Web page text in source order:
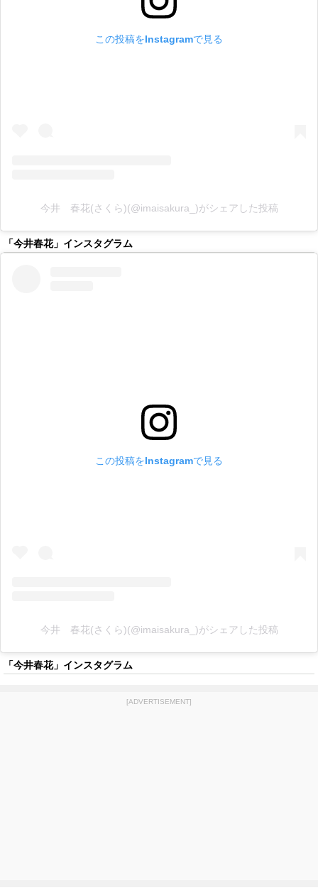
この投稿をInstagramで見る
今井 春花(さくら)(@imaisakura_)がシェアした投稿
「今井春花」インスタグラム
この投稿をInstagramで見る
今井 春花(さくら)(@imaisakura_)がシェアした投稿
「今井春花」インスタグラム
[ADVERTISEMENT]